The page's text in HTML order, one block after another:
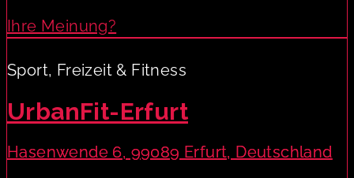
Ihre Meinung?
Sport, Freizeit & Fitness
UrbanFit-Erfurt
Hasenwende 6, 99089 Erfurt, Deutschland